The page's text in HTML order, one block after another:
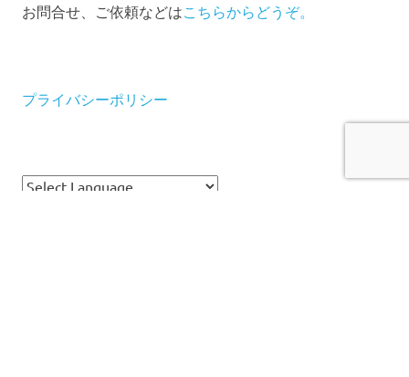
お問合せ、ご依頼などは こちらからどうぞ。
プライバシーポリシー